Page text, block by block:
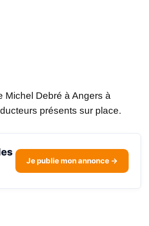
Michel Debré à Angers à
présents sur place.
Je publie mon annonce →